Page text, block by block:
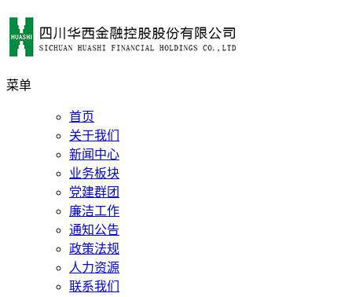
菜单
首页
关于我们
新闻中心
业务板块
党建群团
廉洁工作
通知公告
政策法规
人力资源
联系我们